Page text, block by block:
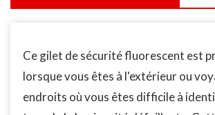
Ce gilet de sécurité fluorescent est
lorsque vous êtes à l'extérieur ou
endroits où vous êtes difficile à